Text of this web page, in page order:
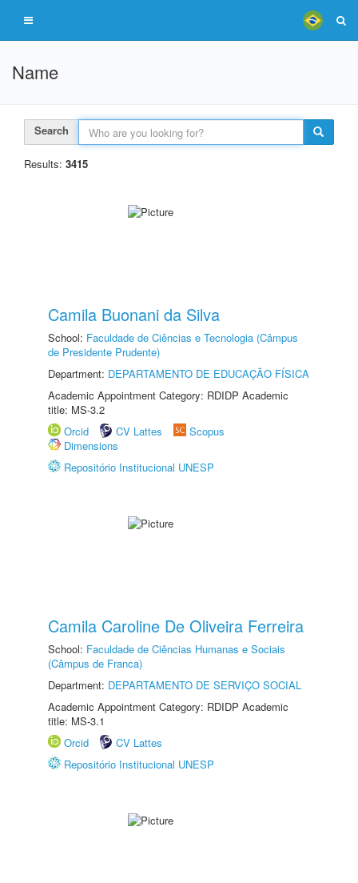
Name
Search
Results: 3415
Camila Buonani da Silva
School: Faculdade de Ciências e Tecnologia (Câmpus
de Presidente Prudente)
Department: DEPARTAMENTO DE EDUCAÇÃO FÍSICA
Academic Appointment Category: RDIDP Academic
title: MS-3.2
Orcid
CV Lattes
Scopus
Dimensions
Repositório Institucional UNESP
Camila Caroline De Oliveira Ferreira
School: Faculdade de Ciências Humanas e Sociais
(Câmpus de Franca)
Department: DEPARTAMENTO DE SERVIÇO SOCIAL
Academic Appointment Category: RDIDP Academic
title: MS-3.1
Orcid
CV Lattes
Repositório Institucional UNESP